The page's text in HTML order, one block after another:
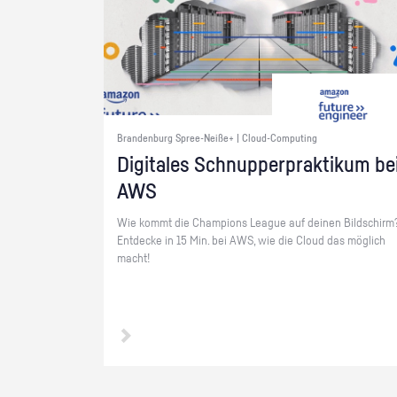
Brandenburg Spree-Neiße+ | Cloud-Computing
Di­gi­ta­les Schnup­per­prak­ti­kum
AWS
Wie kommt die Cham­pi­ons Le­ague auf dei­nen
Ent­de­cke in 15 Min. bei AWS, wie die Cloud das mög­lich
macht!